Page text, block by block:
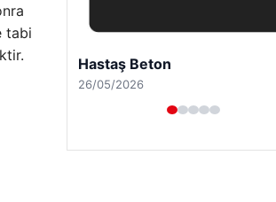
tabi
Enes Kaplan Avukatlık Bürosu
28/04/2026